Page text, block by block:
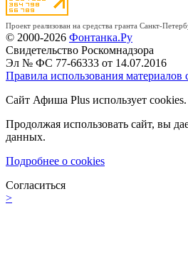
Проект реализован на средства гранта Санкт-
© 2000-2026 Фонтанка.Ру
Свидетельство Роскомнадзора
Эл № ФС 77-66333 от 14.07.2016
Правила использования материалов
Сайт Афиша Plus использует cookies.
Продолжая использовать сайт, вы
данных.
Подробнее о cookies
Согласиться
>